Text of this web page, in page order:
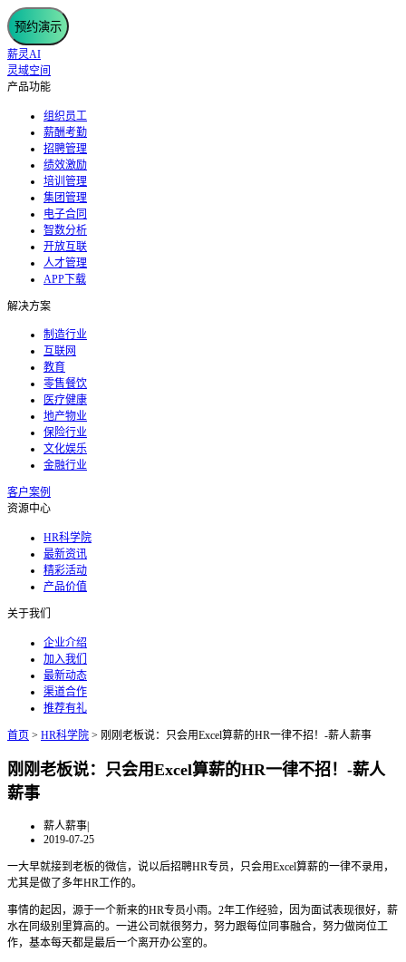
预约演示
薪灵AI
灵域空间
产品功能
组织员工
薪酬考勤
招聘管理
绩效激励
培训管理
集团管理
电子合同
智数分析
开放互联
人才管理
APP下载
解决方案
制造行业
互联网
教育
零售餐饮
医疗健康
地产物业
保险行业
文化娱乐
金融行业
客户案例
资源中心
HR科学院
最新资讯
精彩活动
产品价值
关于我们
企业介绍
加入我们
最新动态
渠道合作
推荐有礼
首页 > HR科学院 > 刚刚老板说：只会用Excel算薪的HR一律不招！-薪人薪事
刚刚老板说：只会用Excel算薪的HR一律不招！-薪人
薪事
薪人薪事|
2019-07-25
一大早就接到老板的微信，说以后招聘HR专员，只会用Excel算薪的一律不录用，
尤其是做了多年HR工作的。
事情的起因，源于一个新来的HR专员小雨。2年工作经验，因为面试表现很好，薪
水在同级别里算高的。一进公司就很努力，努力跟每位同事融合，努力做岗位工
作，基本每天都是最后一个离开办公室的。